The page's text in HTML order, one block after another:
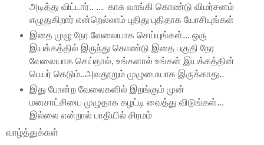
அடித்து விட்டார்.. ... காசு வாங்கி கொண்டு விமர்சனம்
எழுதுகிறார் என்றெல்லாம் புதிது புதிதாக யோசியுங்கள்
இதை முழு நேர வேலையாக செய்யுங்கள்... ஒரு
இயக்கத்தில் இருந்து கொண்டு இதை பகுதி நேர
வேலையாக செய்தால், உங்களால் உங்கள் இயக்கத்தின்
பெயர் கெடும்..அவதூறும் முழுமையாக இருக்காது..
இது போன்ற வேலைகளில் இறங்கும் முன்
மனசாட்சியை முழுதாக கழட்டி வைத்து விடுங்கள்...
இல்லை என்றால் பாதியில் சிரமம்
வாழ்த்துக்கள்